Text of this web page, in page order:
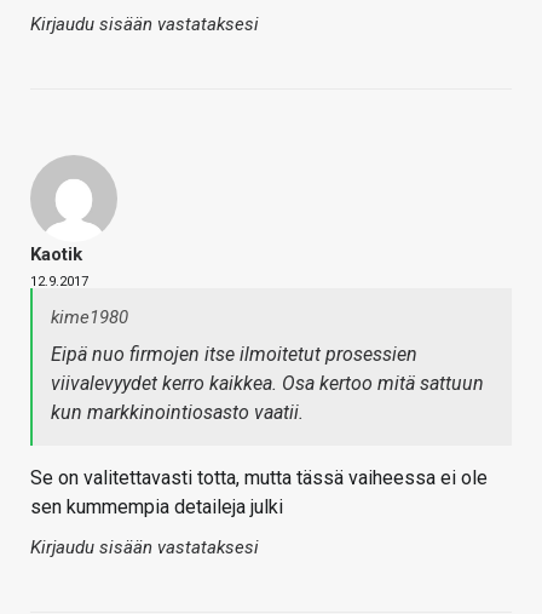
Kirjaudu sisään vastataksesi
Kaotik
12.9.2017
kime1980
Eipä nuo firmojen itse ilmoitetut prosessien
viivalevyydet kerro kaikkea. Osa kertoo mitä sattuun
kun markkinointiosasto vaatii.
Se on valitettavasti totta, mutta tässä vaiheessa ei ole
sen kummempia detaileja julki
Kirjaudu sisään vastataksesi